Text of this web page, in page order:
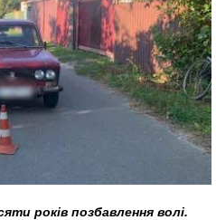
років позбавлення волі.